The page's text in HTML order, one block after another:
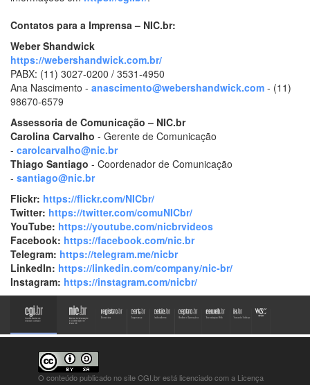
Contatos para a Imprensa – NIC.br:
Weber Shandwick
https://webershandwick.com.br/
PABX: (11) 3027-0200 / 3531-4950
Ana Nascimento - anascimento@webershandwick.com - (11)
98670-6579
Assessoria de Comunicação – NIC.br
Carolina Carvalho - Gerente de Comunicação
- carolcarvalho@nic.br
Thiago Santiago - Coordenador de Comunicação
- santiago@nic.br
Flickr: https://flickr.com/NICbr/
Twitter: https://twitter.com/comuNICbr/
YouTube: https://youtube.com/nicbrvideos
Facebook: https://facebook.com/nic.br
Telegram: https://telegram.me/nicbr
LinkedIn: https://linkedin.com/company/nic-br/
Instagram: https://instagram.com/nicbr/
O conteúdo publicado no site CGI.br está licenciado com a Licença